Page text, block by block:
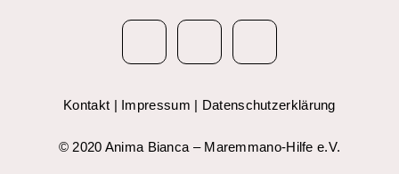
Kontakt | Impressum | Datenschutzerklärung
© 2020 Anima Bianca – Maremmano-Hilfe e.V.